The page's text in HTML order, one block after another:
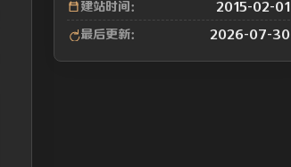
建站时间： 2015-02-01
最后更新： 2026-07-30